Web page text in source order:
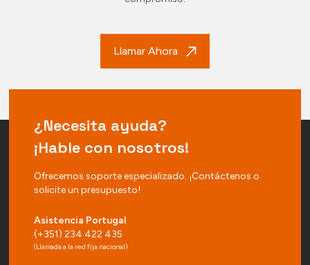
Llamar Ahora
¿Necesita ayuda?
¡Hable con nosotros!
Ofrecemos soporte especializado. ¡Contáctenos o
solicite un presupuesto!
Asistencia Portugal
(+351) 234 422 435
(Llamada a la red fija nacional)